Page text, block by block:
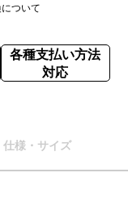
ついて
各種支払い方法
対応
仕様・サイズ